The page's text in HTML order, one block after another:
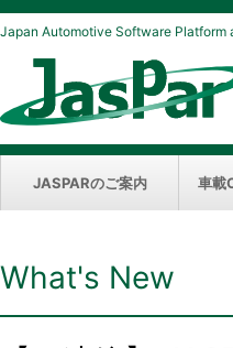
Japan Automotive Software Platform
JASPARのご案内 車載
What's New